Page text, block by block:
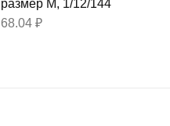
размер М, 1/12/144
68.04 ₽